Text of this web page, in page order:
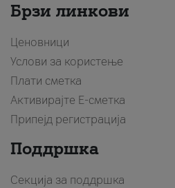
Брзи линкови
Ценовници
Услови за користење
Плати сметка
Активирајте Е-сметка
Припејд регистрација
Поддршка
Секција за поддршка